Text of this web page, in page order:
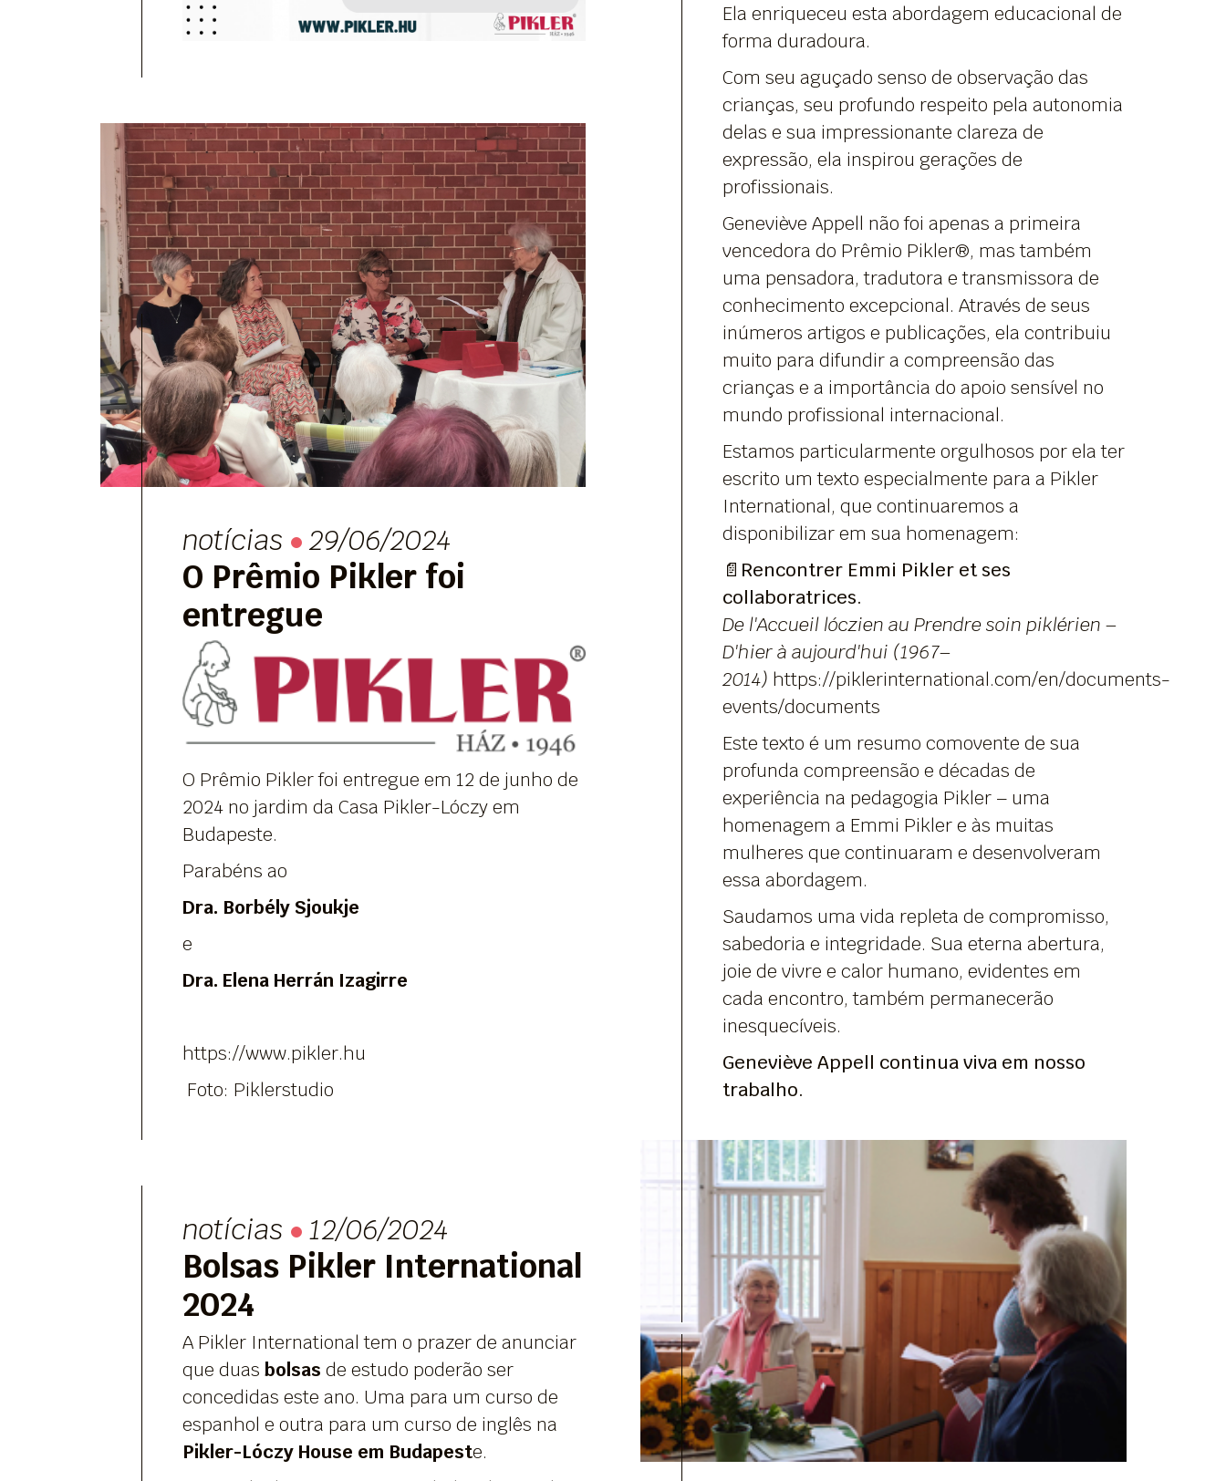
notícias 29/06/2024
O Prêmio Pikler foi
entregue
O Prêmio Pikler foi entregue em 12 de junho de
2024 no jardim da Casa Pikler-Lóczy em
Budapeste.
Parabéns ao
Dra. Borbély Sjoukje
e
Dra. Elena Herrán Izagirre
https://www.pikler.hu
Foto: Piklerstudio
notícias 12/06/2024
Bolsas Pikler International
2024
A Pikler International tem o prazer de anunciar
que duas bolsas de estudo poderão ser
concedidas este ano. Uma para um curso de
espanhol e outra para um curso de inglês na
Pikler-Lóczy House em Budapeste.
Ela enriqueceu esta abordagem educacional de
forma duradoura.
Com seu aguçado senso de observação das
crianças, seu profundo respeito pela autonomia
delas e sua impressionante clareza de
expressão, ela inspirou gerações de
profissionais.
Geneviève Appell não foi apenas a primeira
vencedora do Prêmio Pikler®, mas também
uma pensadora, tradutora e transmissora de
conhecimento excepcional. Através de seus
inúmeros artigos e publicações, ela contribuiu
muito para difundir a compreensão das
crianças e a importância do apoio sensível no
mundo profissional internacional.
Estamos particularmente orgulhosos por ela ter
escrito um texto especialmente para a Pikler
International, que continuaremos a
disponibilizar em sua homenagem:
📄 Rencontrer Emmi Pikler et ses
collaboratrices.
De l'Accueil lóczien au Prendre soin piklérien –
D'hier à aujourd'hui (1967–
2014) https://piklerinternational.com/en/documents-
events/documents
Este texto é um resumo comovente de sua
profunda compreensão e décadas de
experiência na pedagogia Pikler – uma
homenagem a Emmi Pikler e às muitas
mulheres que continuaram e desenvolveram
essa abordagem.
Saudamos uma vida repleta de compromisso,
sabedoria e integridade. Sua eterna abertura,
joie de vivre e calor humano, evidentes em
cada encontro, também permanecerão
inesquecíveis.
Geneviève Appell continua viva em nosso
trabalho.